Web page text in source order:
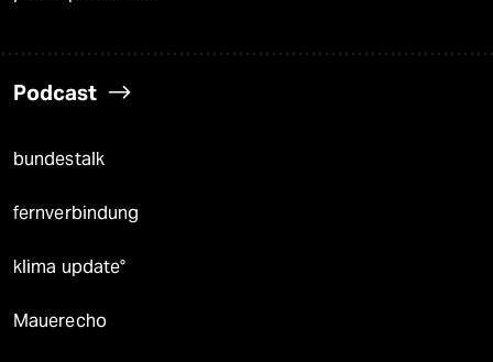
Podcast
bundestalk
fernverbindung
klima update°
Mauerecho